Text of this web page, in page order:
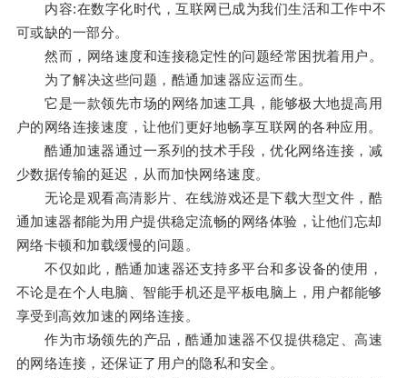
内容:在数字化时代，互联网已成为我们生活和工作中不
可或缺的一部分。
然而，网络速度和连接稳定性的问题经常困扰着用户。
为了解决这些问题，酷通加速器应运而生。
它是一款领先市场的网络加速工具，能够极大地提高用
户的网络连接速度，让他们更好地畅享互联网的各种应用。
酷通加速器通过一系列的技术手段，优化网络连接，减
少数据传输的延迟，从而加快网络速度。
无论是观看高清影片、在线游戏还是下载大型文件，酷
通加速器都能为用户提供稳定流畅的网络体验，让他们忘却
网络卡顿和加载缓慢的问题。
不仅如此，酷通加速器还支持多平台和多设备的使用，
不论是在个人电脑、智能手机还是平板电脑上，用户都能够
享受到高效加速的网络连接。
作为市场领先的产品，酷通加速器不仅提供稳定、高速
的网络连接，还保证了用户的隐私和安全。